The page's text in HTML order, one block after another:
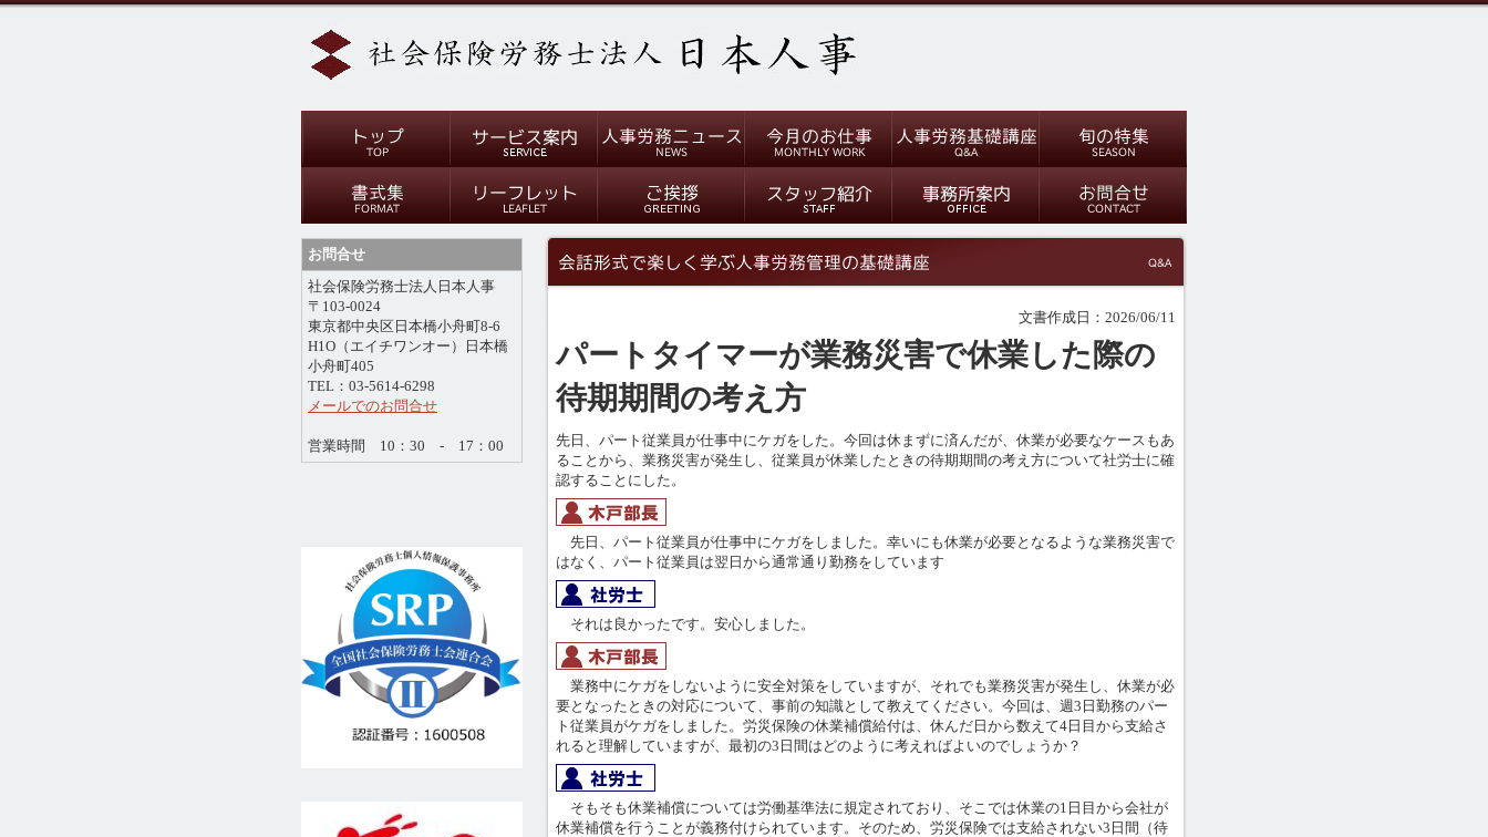
文書作成日：2026/06/11
パートタイマーが業務災害で休業した際の
待期期間の考え方
先日、パート従業員が仕事中にケガをした。今回は休まずに済んだが、休業が必要なケースもあ
ることから、業務災害が発生し、従業員が休業したときの待期期間の考え方について社労士に確
認することにした。
先日、パート従業員が仕事中にケガをしました。幸いにも休業が必要となるような業務災害で
はなく、パート従業員は翌日から通常通り勤務をしています
それは良かったです。安心しました。
業務中にケガをしないように安全対策をしていますが、それでも業務災害が発生し、休業が必
要となったときの対応について、事前の知識として教えてください。今回は、週3日勤務のパー
ト従業員がケガをしました。労災保険の休業補償給付は、休んだ日から数えて4日目から支給さ
れると理解していますが、最初の3日間はどのように考えればよいのでしょうか？
そもそも休業補償については労働基準法に規定されており、そこでは休業の1日目から会社が
休業補償を行うことが義務付けられています。そのため、労災保険では支給されない3日間（待
お問合せ
社会保険労務士法人日本人事
〒103-0024
東京都中央区日本橋小舟町8-6
H1O（エイチワンオー）日本橋
小舟町405
TEL：03-5614-6298
メールでのお問合せ
営業時間 10：30 - 17：00